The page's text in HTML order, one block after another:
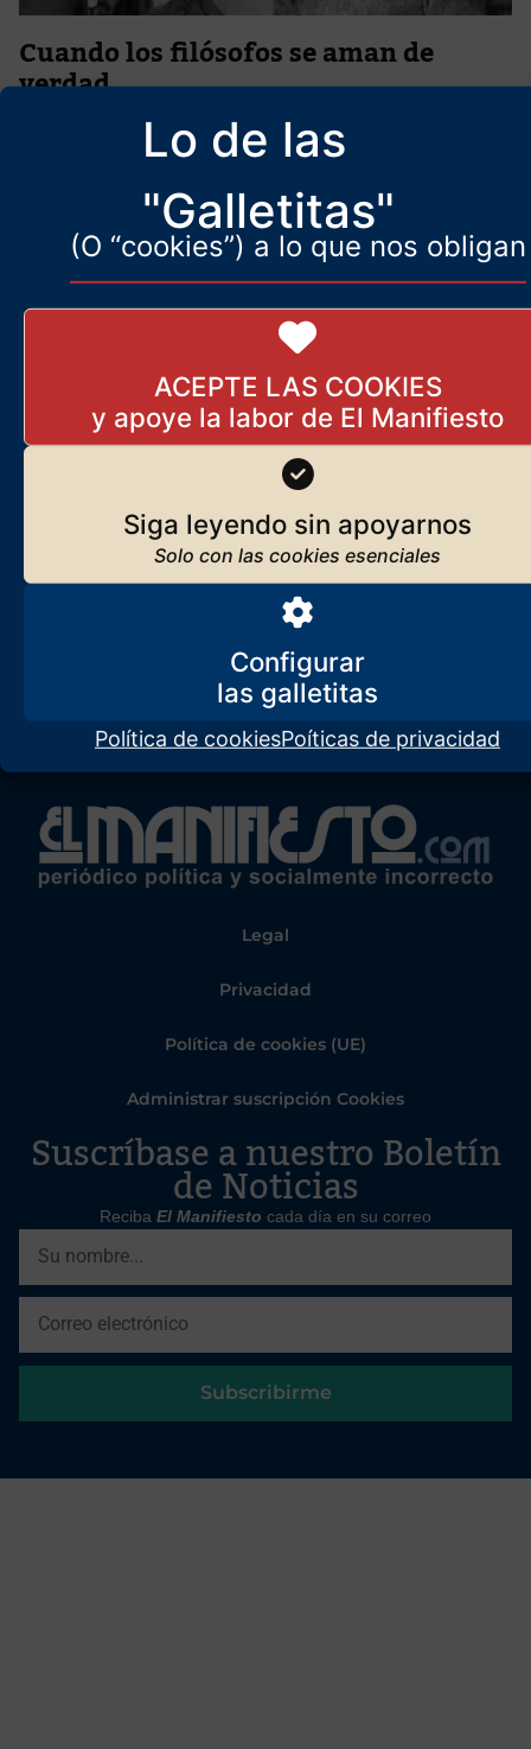
Lo de las
"Galletitas"
(O “cookies”) a lo que nos obligan
ACEPTE LAS COOKIES
Siga leyendo sin apoyarnos
Configurar
Política de cookiesPoíticas de privacidad
Cuando los filósofos se aman de
verdad
Los amores entre Martin Heidegger y Hannah Arendt
Legal
Privacidad
Política de cookies (UE)
Administrar suscripción Cookies
Suscríbase a nuestro Boletín
de Noticias
Reciba El Manifiesto cada día en su correo
Subscribirme